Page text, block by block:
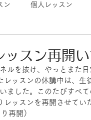
ン 個人レッスン
スン再開
ルを抜け、やっとまた日
レッスンの休講中は、生
ました。このたびすべ
レッスンを再開させて
再開）